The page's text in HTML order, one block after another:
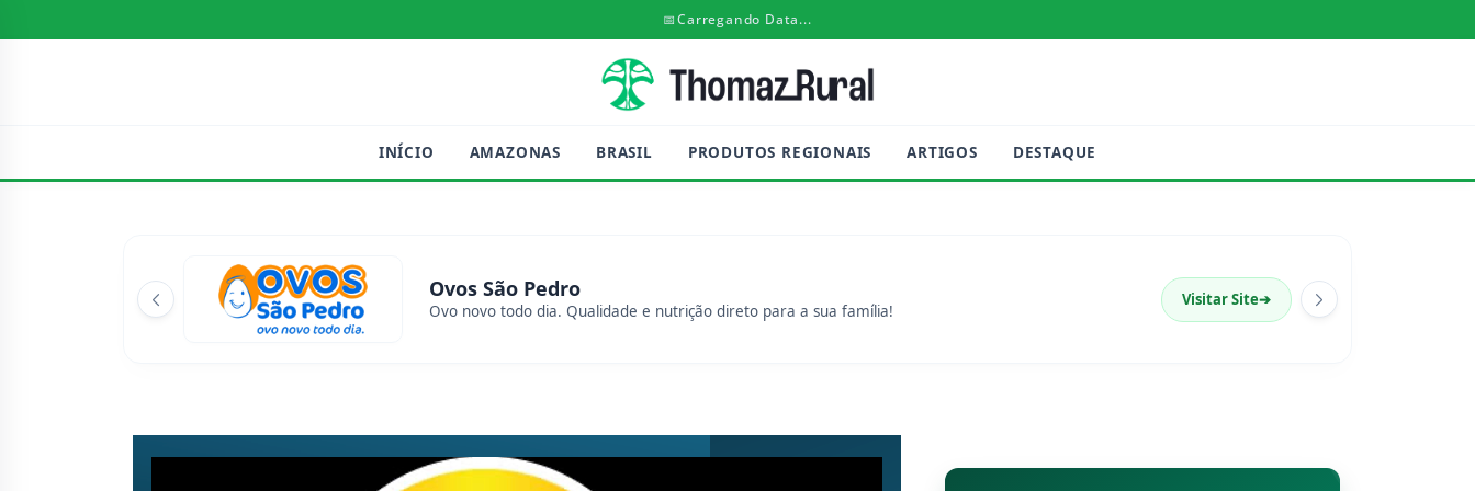
📅Carregando Data...
INÍCIO AMAZONAS BRASIL PRODUTOS REGIONAIS ARTIGOS DESTAQUE
Ovos São Pedro
Ovo novo todo dia. Qualidade e nutrição direto para a sua família!
Visitar Site➔